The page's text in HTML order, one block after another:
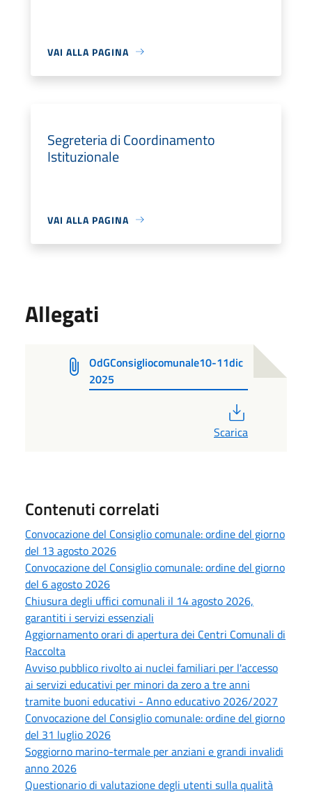
VAI ALLA PAGINA
Segreteria di Coordinamento
Istituzionale
VAI ALLA PAGINA
Allegati
OdGConsigliocomunale10-11dic
2025
Scarica
Contenuti correlati
Convocazione del Consiglio comunale: ordine del giorno
del 13 agosto 2026
Convocazione del Consiglio comunale: ordine del giorno
del 6 agosto 2026
Chiusura degli uffici comunali il 14 agosto 2026,
garantiti i servizi essenziali
Aggiornamento orari di apertura dei Centri Comunali di
Raccolta
Avviso pubblico rivolto ai nuclei familiari per l'accesso
ai servizi educativi per minori da zero a tre anni
tramite buoni educativi - Anno educativo 2026/2027
Convocazione del Consiglio comunale: ordine del giorno
del 31 luglio 2026
Soggiorno marino-termale per anziani e grandi invalidi
anno 2026
Questionario di valutazione degli utenti sulla qualità